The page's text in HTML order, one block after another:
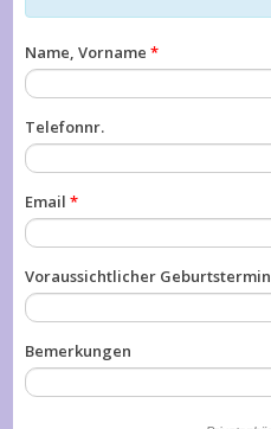
Name, Vorname *
Telefonnr.
Email *
Voraussichtlicher Geburtstermin
Bemerkungen